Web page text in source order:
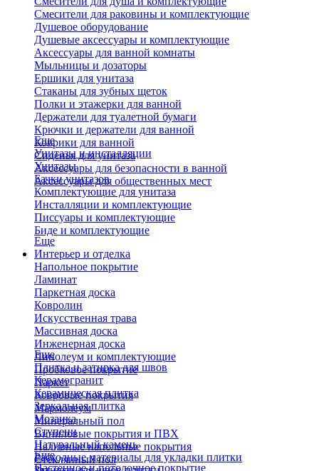
Смесители для раковины и комплектующие
Душевое оборудование
Душевые аксессуары и комплектующие
Аксессуары для ванной комнаты
Мыльницы и дозаторы
Ершики для унитаза
Стаканы для зубных щеток
Полки и этажерки для ванной
Держатели для туалетной бумаги
Крючки и держатели для ванной
Коврики для ванной
Сиденья для унитаза
Аксессуары для безопасности в ванной
Аксессуары для общественных мест
Еще
Унитазы и инсталляции
Унитазы
Бачки унитазов
Комплектующие для унитаза
Инсталляции и комплектующие
Писсуары и комплектующие
Биде и комплектующие
Еще
Интерьер и отделка
Напольное покрытие
Ламинат
Паркетная доска
Ковролин
Искусственная трава
Массивная доска
Инженерная доска
Линолеум и комплектующие
Пробковое покрытие
Паркет
Ковровые покрытия
Мармолеум
Минеральный пол
Виниловые покрытия и ПВХ
Наливные напольные покрытия
Стеклянный пол
Еще
Плитка и затирка для швов
Керамогранит
Керамическая плитка
Зеркальная плитка
Мозаика
Ступени
Натуральный камень
Расходные материалы для укладки плитки
Еще
Настенное и потолочное покрытие